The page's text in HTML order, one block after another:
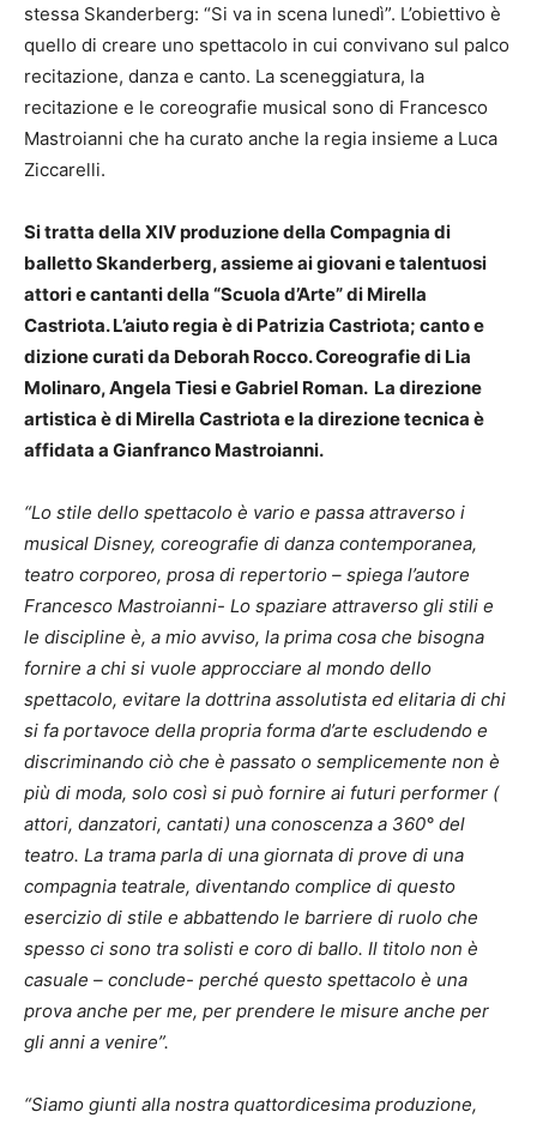
stessa Skanderberg: “Si va in scena lunedì”. L’obiettivo è
quello di creare uno spettacolo in cui convivano sul palco
recitazione, danza e canto. La sceneggiatura, la
recitazione e le coreografie musical sono di Francesco
Mastroianni che ha curato anche la regia insieme a Luca
Ziccarelli.
Si tratta della XIV produzione della Compagnia di
balletto Skanderberg, assieme ai giovani e talentuosi
attori e cantanti della “Scuola d’Arte” di Mirella
Castriota. L’aiuto regia è di Patrizia Castriota; canto e
dizione curati da Deborah Rocco. Coreografie di Lia
Molinaro, Angela Tiesi e Gabriel Roman. La direzione
artistica è di Mirella Castriota e la direzione tecnica è
affidata a Gianfranco Mastroianni.
“Lo stile dello spettacolo è vario e passa attraverso i
musical Disney, coreografie di danza contemporanea,
teatro corporeo, prosa di repertorio – spiega l’autore
Francesco Mastroianni- Lo spaziare attraverso gli stili e
le discipline è, a mio avviso, la prima cosa che bisogna
fornire a chi si vuole approcciare al mondo dello
spettacolo, evitare la dottrina assolutista ed elitaria di chi
si fa portavoce della propria forma d’arte escludendo e
discriminando ciò che è passato o semplicemente non è
più di moda, solo così si può fornire ai futuri performer (
attori, danzatori, cantati) una conoscenza a 360° del
teatro. La trama parla di una giornata di prove di una
compagnia teatrale, diventando complice di questo
esercizio di stile e abbattendo le barriere di ruolo che
spesso ci sono tra solisti e coro di ballo. Il titolo non è
casuale – conclude- perché questo spettacolo è una
prova anche per me, per prendere le misure anche per
gli anni a venire”.
“Siamo giunti alla nostra quattordicesima produzione,